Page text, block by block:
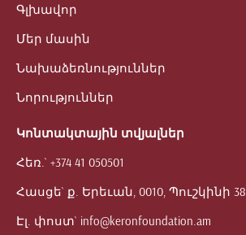
Գլխավոր
Մեր մասին
Նախաձեռնություններ
Նորություններ
Կոնտակտային տվյալներ
Հեռ.` +374 41 050501
Հասցե` ք. Երեւան, 0010, Պուշկինի 38
Էլ. փոստ` info@keronfoundation.am